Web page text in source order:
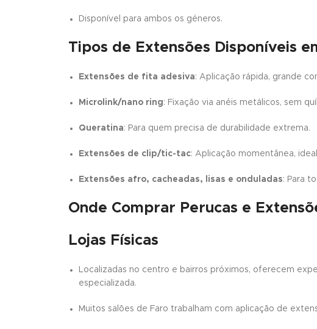
Disponível para ambos os géneros.
Tipos de Extensões Disponíveis
Extensões de fita adesiva: Aplicação rápida, grande
Microlink/nano ring: Fixação via anéis metálicos, sem
Queratina: Para quem precisa de durabilidade extrema.
Extensões de clip/tic-tac: Aplicação momentânea,
Extensões afro, cacheadas, lisas e onduladas: Para
Onde Comprar Perucas e
Lojas Físicas
Localizadas no centro e bairros próximos, oferecem
especializada.
Muitos salões de Faro trabalham com aplicação de